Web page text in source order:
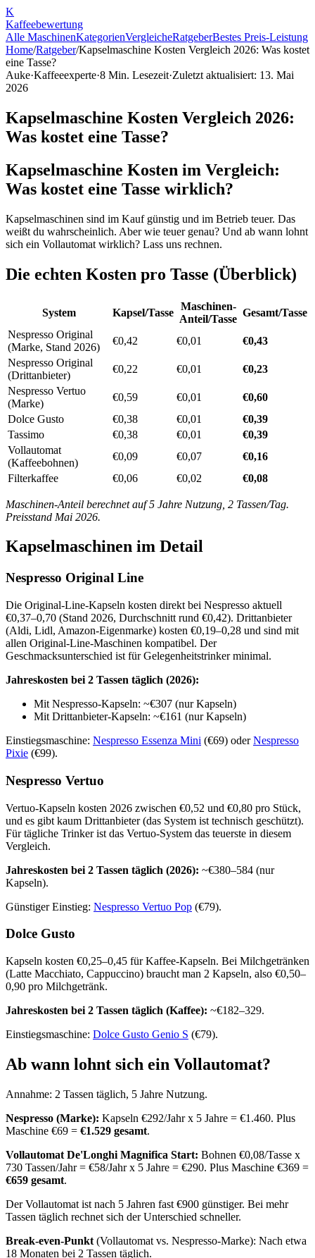
K
Kaffeebewertung
Alle MaschinenKategorienVergleicheRatgeberBestes Preis-Leistung
Home/Ratgeber/Kapselmaschine Kosten Vergleich 2026: Was kostet
eine Tasse?
Auke·Kaffeeexperte·8 Min. Lesezeit·Zuletzt aktualisiert: 13. Mai
2026
Kapselmaschine Kosten Vergleich 2026:
Was kostet eine Tasse?
Kapselmaschine Kosten im Vergleich:
Was kostet eine Tasse wirklich?
Kapselmaschinen sind im Kauf günstig und im Betrieb teuer. Das
weißt du wahrscheinlich. Aber wie teuer genau? Und ab wann lohnt
sich ein Vollautomat wirklich? Lass uns rechnen.
Die echten Kosten pro Tasse (Überblick)
System Kapsel/Tasse
Maschinen-
Anteil/Tasse
Gesamt/Tasse
Nespresso Original
(Marke, Stand 2026)
€0,42 €0,01
€0,43
Nespresso Original
(Drittanbieter)
€0,22 €0,01
€0,23
Nespresso Vertuo
(Marke)
€0,59 €0,01
€0,60
Dolce Gusto
€0,38 €0,01
€0,39
Tassimo
€0,38 €0,01
€0,39
Vollautomat
(Kaffeebohnen)
€0,09 €0,07
€0,16
Filterkaffee
€0,06 €0,02 €0,08
Maschinen-Anteil berechnet auf 5 Jahre Nutzung, 2 Tassen/Tag.
Preisstand Mai 2026.
Kapselmaschinen im Detail
Nespresso Original Line
Die Original-Line-Kapseln kosten direkt bei Nespresso aktuell
€0,37–0,70 (Stand 2026, Durchschnitt rund €0,42). Drittanbieter
(Aldi, Lidl, Amazon-Eigenmarke) kosten €0,19–0,28 und sind mit
allen Original-Line-Maschinen kompatibel. Der
Geschmacksunterschied ist für Gelegenheitstrinker minimal.
Jahreskosten bei 2 Tassen täglich (2026):
Mit Nespresso-Kapseln: ~€307 (nur Kapseln)
Mit Drittanbieter-Kapseln: ~€161 (nur Kapseln)
Einstiegsmaschine: Nespresso Essenza Mini (€69) oderNespresso
Pixie (€99).
Nespresso Vertuo
Vertuo-Kapseln kosten 2026 zwischen €0,52 und €0,80 pro Stück,
und es gibt kaum Drittanbieter (das System ist technisch geschützt).
Für tägliche Trinker ist das Vertuo-System das teuerste in diesem
Vergleich.
Jahreskosten bei 2 Tassen täglich (2026): ~€380–584 (nur
Kapseln).
Günstiger Einstieg: Nespresso Vertuo Pop (€79).
Dolce Gusto
Kapseln kosten €0,25–0,45 für Kaffee-Kapseln. Bei Milchgetränken
(Latte Macchiato, Cappuccino) braucht man 2 Kapseln, also €0,50–
0,90 pro Milchgetränk.
Jahreskosten bei 2 Tassen täglich (Kaffee): ~€182–329.
Einstiegsmaschine: Dolce Gusto Genio S (€79).
Ab wann lohnt sich ein Vollautomat?
Annahme: 2 Tassen täglich, 5 Jahre Nutzung.
Nespresso (Marke): Kapseln €292/Jahr x 5 Jahre = €1.460. Plus
Maschine €69 = €1.529 gesamt.
Vollautomat De'Longhi Magnifica Start: Bohnen €0,08/Tasse x
730 Tassen/Jahr = €58/Jahr x 5 Jahre = €290. Plus Maschine €369 =
€659 gesamt.
Der Vollautomat ist nach 5 Jahren fast €900 günstiger. Bei mehr
Tassen täglich rechnet sich der Unterschied schneller.
Break-even-Punkt (Vollautomat vs. Nespresso-Marke): Nach etwa
18 Monaten bei 2 Tassen täglich.